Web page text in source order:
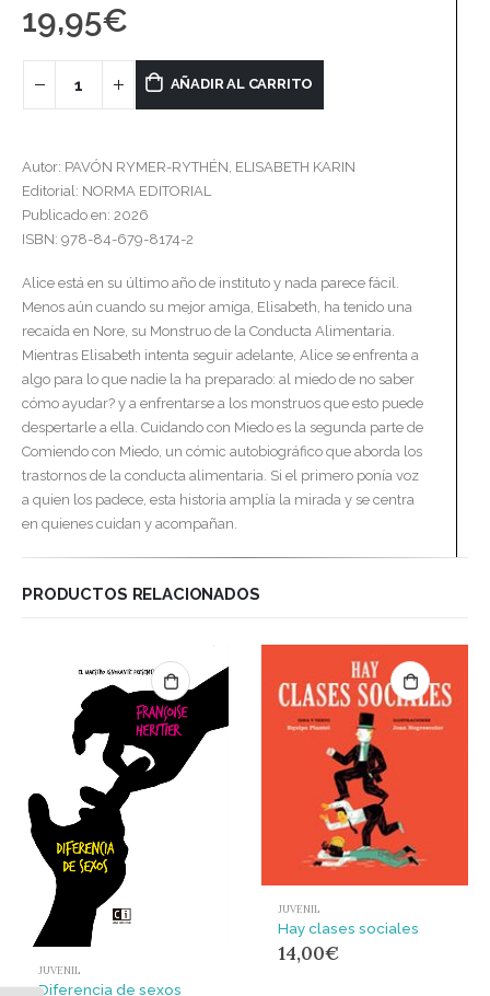
19,95€
AÑADIR AL CARRITO
Autor: PAVÓN RYMER-RYTHÉN, ELISABETH KARIN
Editorial: NORMA EDITORIAL
Publicado en: 2026
ISBN: 978-84-679-8174-2
Alice está en su último año de instituto y nada parece fácil.
Menos aún cuando su mejor amiga, Elisabeth, ha tenido una
recaída en Nore, su Monstruo de la Conducta Alimentaria.
Mientras Elisabeth intenta seguir adelante, Alice se enfrenta a
algo para lo que nadie la ha preparado: al miedo de no saber
cómo ayudar? y a enfrentarse a los monstruos que esto puede
despertarle a ella. Cuidando con Miedo es la segunda parte de
Comiendo con Miedo, un cómic autobiográfico que aborda los
trastornos de la conducta alimentaria. Si el primero ponía voz
a quien los padece, esta historia amplía la mirada y se centra
en quienes cuidan y acompañan.
PRODUCTOS RELACIONADOS
JUVENIL
Diferencia de sexos
JUVENIL
Hay clases sociales
14,00€